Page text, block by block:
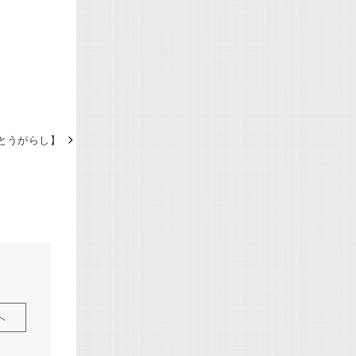
がらし】